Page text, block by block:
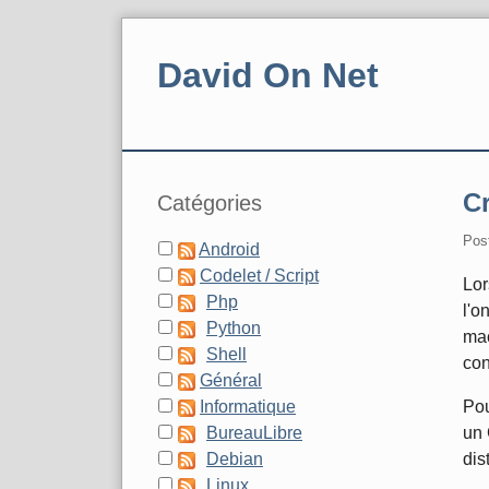
David On Net
un
Sidebar
Catégories
Android
Codelet / Script
Php
Python
Shell
Général
Informatique
BureauLibre
Debian